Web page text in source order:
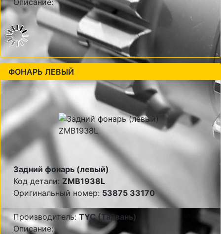
Описание:
ФОНАРЬ ЛЕВЫЙ
Задний фонарь (левый)
Код детали: ZMB1938L
Оригинальный номер: 53875 33170
Производитель:TYC (Тайвань)
Описание: